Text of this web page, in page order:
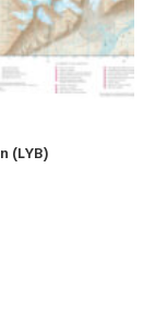
(LYB)